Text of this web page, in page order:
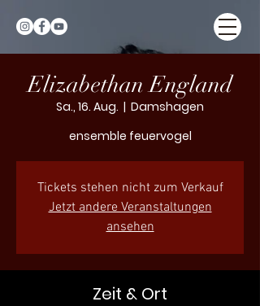
Elizabethan England
Sa., 16. Aug.
  |
Damshagen
ensemble feuervogel
Tickets stehen nicht zum Verkauf
Jetzt andere Veranstaltungen
ansehen
Zeit & Ort